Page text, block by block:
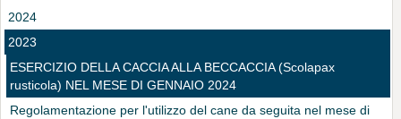
2024
2023
ESERCIZIO DELLA CACCIA ALLA BECCACCIA (Scolapax
rusticola) NEL MESE DI GENNAIO 2024
Regolamentazione per l'utilizzo del cane da seguita nel mese di